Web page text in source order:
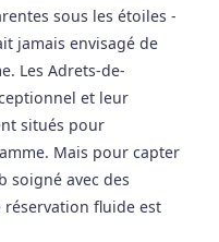
sous les étoiles -
jamais envisagé de
Les Adrets-de-
et leur
situés pour
Mais pour capter
soigné avec des
réservation fluide est